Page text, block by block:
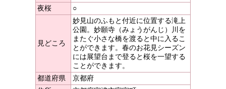
夜桜 ○
見どころ
妙見山のふもと付近に位置する滝上
公園。妙願寺（みょうがんじ）川を
またぐ小さな橋を渡ると中に入るこ
とができます。春のお花見シーズン
には展望台まで登ると桜を一望する
ことができます。
都道府県
京都府